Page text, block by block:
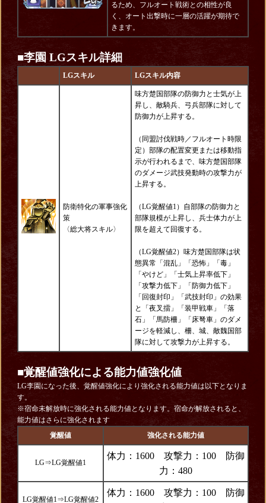
るため、フルオート戦術との相性が良
く、オート出撃時に一層の活躍が期待で
きます。
■李園 LGスキル詳細
LGスキル LGスキル内容
防衛特化の軍事強化
策
〈総大将スキル〉
味方楚国部隊の防御力と士気が上
昇し、敵騎兵、弓兵部隊に対して
防御力が上昇する。
（同盟討伐戦時／フルオート時限
定）部隊の配置変更または移動指
示が行われるまで、味方楚国部隊
のダメージ武技発動時の攻撃力が
上昇する。
（LG覚醒値1）自部隊の防御力と
部隊規模が上昇し、兵士体力が上
限を超えて回復する。
（LG覚醒値2）味方楚国部隊は状
態異常「混乱」「恐怖」「毒」
「やけど」「士気上昇率低下」
「攻撃力低下」「防御力低下」
「回復封印」「武技封印」の効果
と「夜叉擂」「装甲戦車」「落
石」「馬防柵」「床弩車」のダメ
ージを軽減し、柵、城、敵魏国部
隊に対して攻撃力が上昇する。
■覚醒値強化による能力値強化値
LG李園になった後、覚醒値強化により強化される能力値は以下となりま
す。
※宿命未解放時に強化される能力値となります。宿命が解放されると、
能力値はさらに強化されます
覚醒値
強化される能力値
LG⇒LG覚醒値1
体力：1600 攻撃力：100 防御
力：480
LG覚醒値1⇒LG覚醒値2
体力：1600 攻撃力：100 防御